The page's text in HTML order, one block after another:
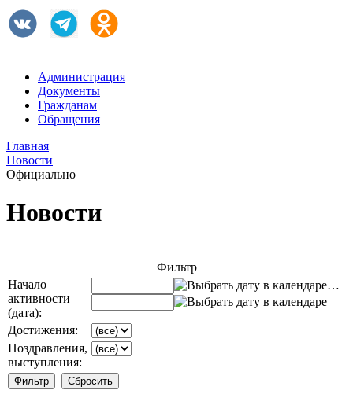
Администрация
Документы
Гражданам
Обращения
Главная
Новости
Официально
Новости
Фильтр
Начало
активности
(дата):
…
Достижения:
Поздравления,
выступления: